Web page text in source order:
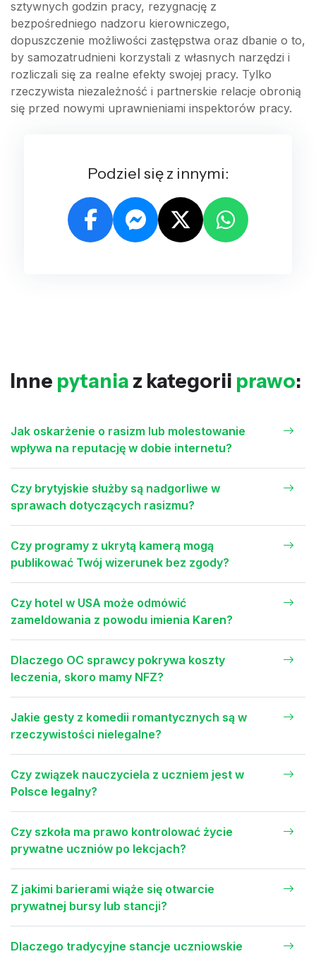
sztywnych godzin pracy, rezygnację z
bezpośredniego nadzoru kierowniczego,
dopuszczenie możliwości zastępstwa oraz dbanie o to,
by samozatrudnieni korzystali z własnych narzędzi i
rozliczali się za realne efekty swojej pracy. Tylko
rzeczywista niezależność i partnerskie relacje obronią
się przed nowymi uprawnieniami inspektorów pracy.
Podziel się z innymi:
Inne pytania z kategorii prawo:
Jak oskarżenie o rasizm lub molestowanie
wpływa na reputację w dobie internetu?
Czy brytyjskie służby są nadgorliwe w
sprawach dotyczących rasizmu?
Czy programy z ukrytą kamerą mogą
publikować Twój wizerunek bez zgody?
Czy hotel w USA może odmówić
zameldowania z powodu imienia Karen?
Dlaczego OC sprawcy pokrywa koszty
leczenia, skoro mamy NFZ?
Jakie gesty z komedii romantycznych są w
rzeczywistości nielegalne?
Czy związek nauczyciela z uczniem jest w
Polsce legalny?
Czy szkoła ma prawo kontrolować życie
prywatne uczniów po lekcjach?
Z jakimi barierami wiąże się otwarcie
prywatnej bursy lub stancji?
Dlaczego tradycyjne stancje uczniowskie